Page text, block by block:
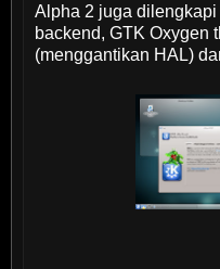
Alpha 2 juga
backend, GTK Oxygen
(menggantikan HAL)